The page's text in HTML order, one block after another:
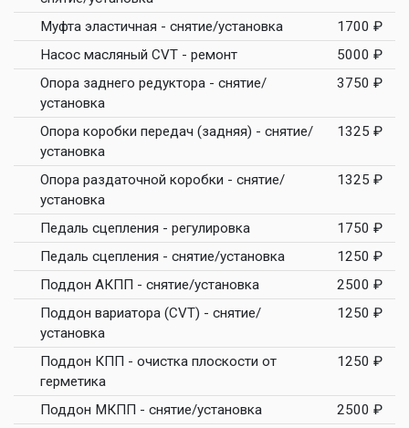
Муфта эластичная - снятие/установка
1700 ₽
Насос масляный CVT - ремонт
5000 ₽
Опора заднего редуктора - снятие/
установка
3750 ₽
Опора коробки передач (задняя) - снятие/
установка
1325 ₽
Опора раздаточной коробки - снятие/
установка
1325 ₽
Педаль сцепления - регулировка
1750 ₽
Педаль сцепления - снятие/установка
1250 ₽
Поддон АКПП - снятие/установка
2500 ₽
Поддон вариатора (CVT) - снятие/
установка
1250 ₽
Поддон КПП - очистка плоскости от
герметика
1250 ₽
Поддон МКПП - снятие/установка
2500 ₽